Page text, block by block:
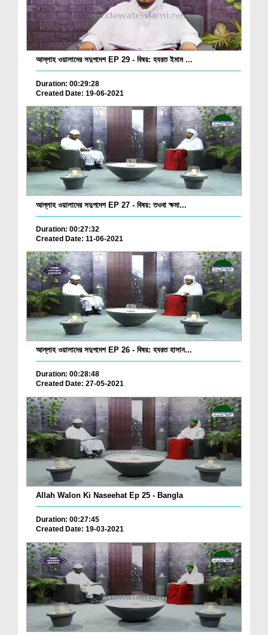
আল্লাহ ওয়ালাদের সদুপদেশ EP 29 - বিষয়: হযরত ইমাম ...
Duration: 00:29:28
Created Date: 19-06-2021
আল্লাহ ওয়ালাদের সদুপদেশ EP 27 - বিষয়: তওবা ক্ষমা...
Duration: 00:27:32
Created Date: 11-06-2021
আল্লাহ ওয়ালাদের সদুপদেশ EP 26 - বিষয়: হযরত হাসান...
Duration: 00:28:48
Created Date: 27-05-2021
Allah Walon Ki Naseehat Ep 25 - Bangla
Duration: 00:27:45
Created Date: 19-03-2021